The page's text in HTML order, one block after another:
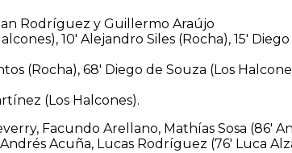
Rodríguez y Guillermo Araújo
10′ Alejandro Siles (Rocha), 15′
(Rocha), 68′ Diego de Souza (Los
(Los Halcones).
Facundo Arellano, Mathías Sosa (86′
Acuña, Lucas Rodríguez (76′ Luca